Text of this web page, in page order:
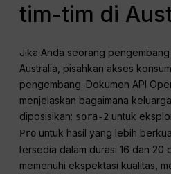
tim-tim di
Jika Anda seorang
Australia, pisahkan akses
pengembang. Dokumen API
menjelaskan bagaimana
diposisikan: sora-2 untuk
Pro untuk hasil yang lebih
tersedia dalam durasi 16 dan 20
memenuhi ekspektasi kualitas,